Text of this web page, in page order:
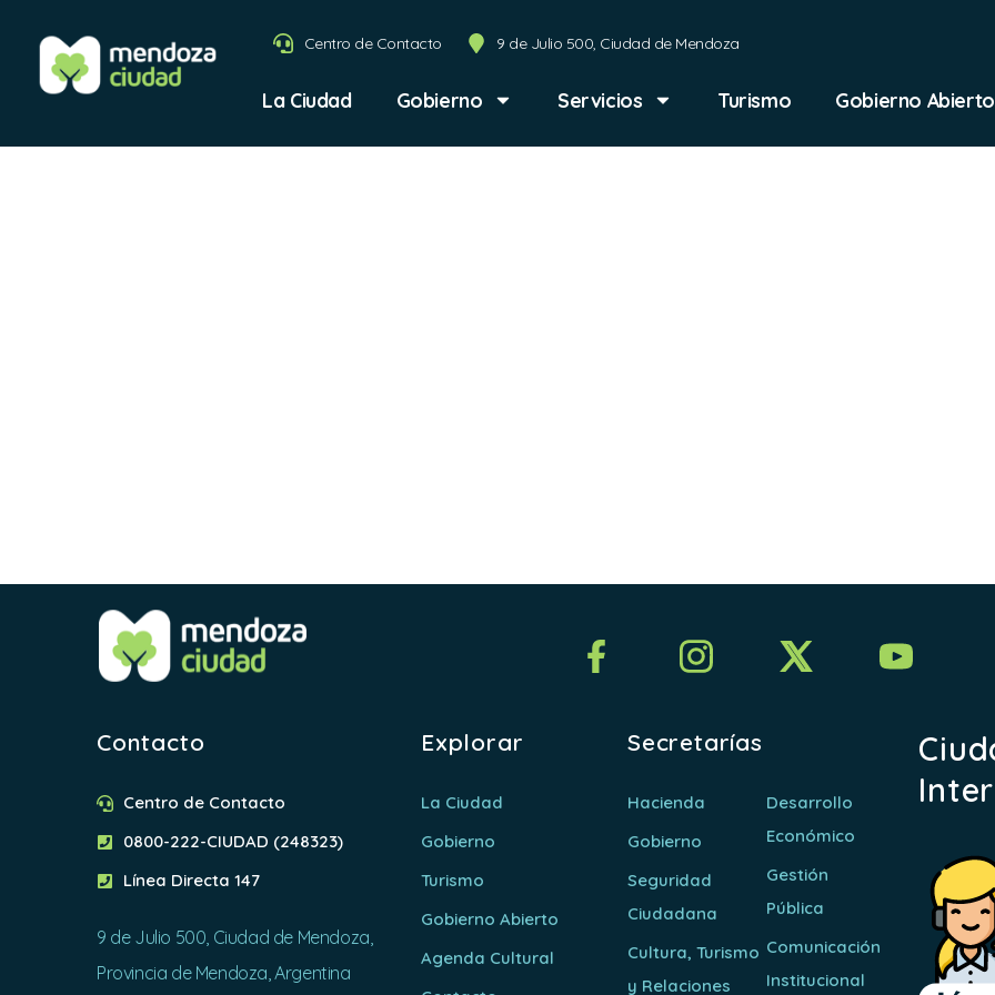
Centro de Contacto 9 de Julio 500, Ciudad de Mendoza
La Ciudad Gobierno Servicios Turismo Gobierno Abierto
Contacto
Centro de Contacto
0800-222-CIUDAD (248323)
Línea Directa 147
9 de Julio 500, Ciudad de Mendoza,
Provincia de Mendoza, Argentina
Explorar
La Ciudad
Gobierno
Turismo
Gobierno Abierto
Agenda Cultural
Secretarías
Hacienda
Gobierno
Seguridad
Ciudadana
Cultura, Turismo
y Relaciones
Desarrollo
Económico
Gestión
Pública
Comunicación
Institucional